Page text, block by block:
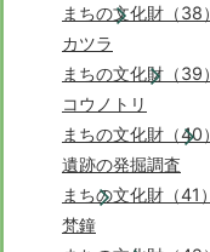
まちの文化財（38
カツラ
まちの文化財（39
コウノトリ
まちの文化財（40
遺跡の発掘調査
まちの文化財（41
梵鐘